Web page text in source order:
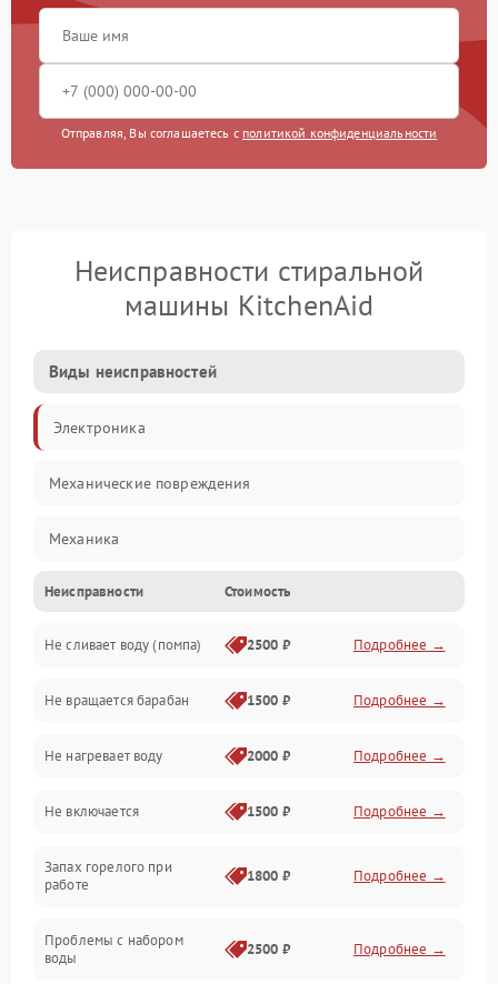
Отправляя, Вы соглашаетесь с политикой конфиденциальности
Неисправности стиральной
машины KitchenAid
Виды неисправностей
Электроника
Механические повреждения
Механика
Электропитание
Водоснабжение
Слив
Программное обеспечение
Неисправности Стоимость
Не сливает воду (помпа) 2500 ₽ Подробнее →
Не вращается барабан 1500 ₽ Подробнее →
Не нагревает воду 2000 ₽ Подробнее →
Не включается 1500 ₽ Подробнее →
Запах горелого при
работе
1800 ₽ Подробнее →
Проблемы с набором
воды
2500 ₽ Подробнее →